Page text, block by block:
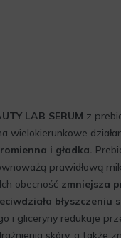
LAB SERUM z
wielokierunkowe
i gładka.
prawidłową
obecność zmniejsza
błyszczeniu
i gliceryny redukuje
skóry, a także